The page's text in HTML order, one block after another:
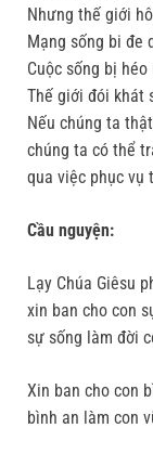
Nhưng thế giới
Mạng sống bi đe
Cuộc sống bị
Thế giới đói khát
Nếu chúng ta
chúng ta có thể
qua việc phục vụ
Cầu nguyện:
Lạy Chúa Giêsu
xin ban cho con
sự sống làm đời
Xin ban cho con
bình an làm con